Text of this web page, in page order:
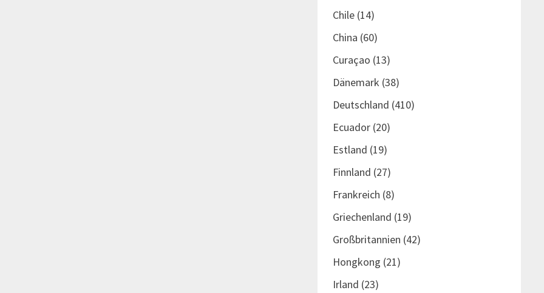
Chile(14)
China (60)
Curaçao (13)
Dänemark (38)
Deutschland (410)
Ecuador(20)
Estland (19)
Finnland (27)
Frankreich (8)
Griechenland (19)
Großbritannien (42)
Hongkong (21)
Irland (23)